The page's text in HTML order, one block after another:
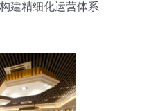
建精细化运营体系